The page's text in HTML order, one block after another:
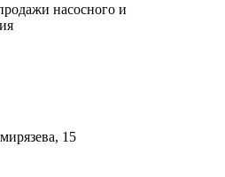
насосного и
15